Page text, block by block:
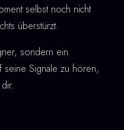
selbst noch nicht
überstürzt.
sondern ein
seine Signale zu hören,